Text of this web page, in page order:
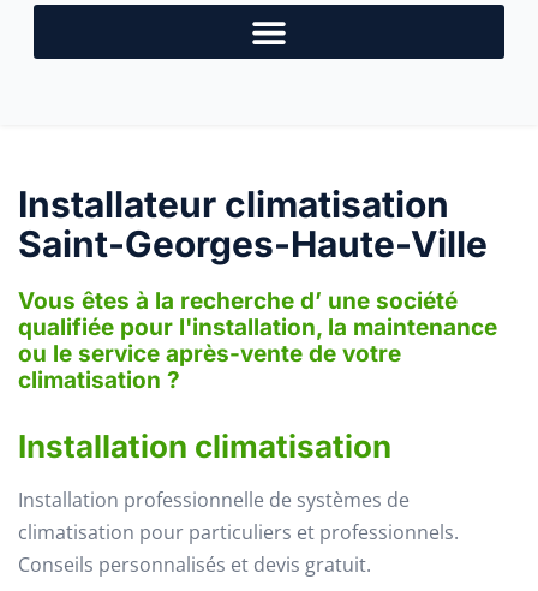
Installateur climatisation
Saint-Georges-Haute-Ville
Vous êtes à la recherche d’ une société
qualifiée pour l'installation, la maintenance
ou le service après-vente de votre
climatisation ?
Installation climatisation
Installation professionnelle de systèmes de
climatisation pour particuliers et professionnels.
Conseils personnalisés et devis gratuit.